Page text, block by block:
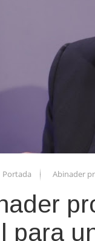
Portada Abinader
para